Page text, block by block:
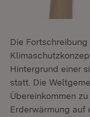
Die
Hintergrund einer
statt. Die
Übereinkommen
Erderwärmung auf